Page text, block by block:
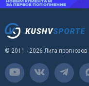
© 2011 - 2026 Лига прогнозов